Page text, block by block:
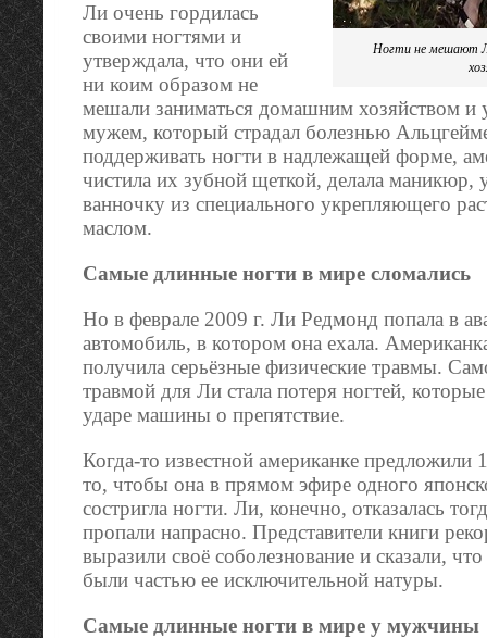
Ногти не мешают
Ли очень гордилась
своими ногтями и
утверждала, что они ей
ни коим образом не
мешали заниматься домашним хозяйством и
мужем, который страдал болезнью
поддерживать ногти в надлежащей форме,
чистила их зубной щеткой, делала маникюр,
ванночку из специального укрепляющего
маслом.
Самые длинные ногти в мире сломались
Но в феврале 2009 г. Ли Pедмонд попала в
автомобиль, в котором она ехала.
получила серьёзные физические травмы.
травмой для Ли стала потеря ногтей,
ударе машины о препятствие.
Когда-то известной американке предложили
то, чтобы она в прямом эфире одного
состригла ногти. Ли, конечно, отказалась
пропали напрасно. Представители книги
выразили своё соболезнование и сказали,
были частью ее исключительной натуры.
Самые длинные ногти в мире у мужчины